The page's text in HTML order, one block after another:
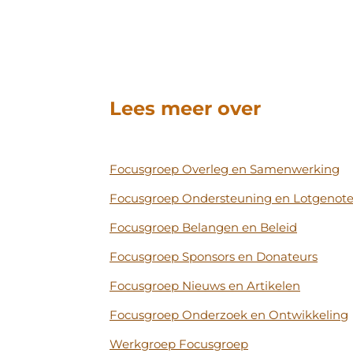
Lees meer over
Focusgroep Overleg en Samenwerking
Focusgroep Ondersteuning en
Focusgroep Belangen en Beleid
Focusgroep Sponsors en Donateurs
Focusgroep Nieuws en Artikelen
Focusgroep Onderzoek en Ontwikkeling
Werkgroep Focusgroep